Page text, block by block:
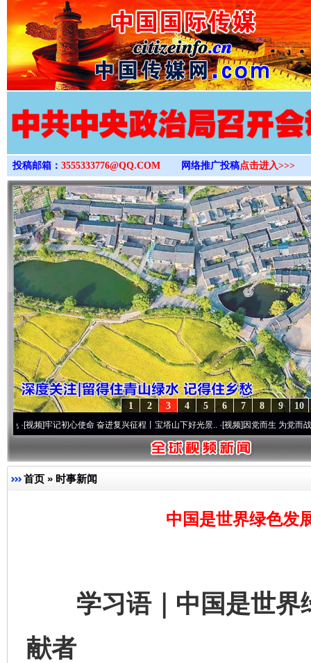
>
投稿邮箱： 3555333776@QQ.COM 网络推广投稿点击进入>>>
10
9
8
7
6
5
4
3
2
1
牢记初心使命 奋进复兴征程丨宝塔山下好光景..·[视频]因党而生 为党而战——百年“
首页 » 时事新闻
中国是世界绿色发
学习语｜中国是世界
献者